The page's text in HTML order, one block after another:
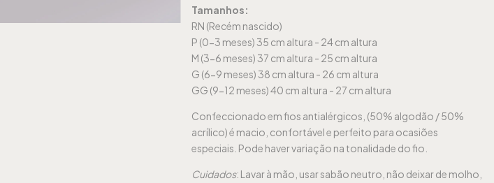
Tamanhos:
RN (Recém nascido)
P (0-3 meses) 35 cm altura - 24 cm altura
M (3-6 meses) 37 cm altura - 25 cm altura
G (6-9 meses) 38 cm altura - 26 cm altura
GG (9-12 meses) 40 cm altura - 27 cm altura
Confeccionado em fios antialérgicos, (50% algodão / 50%
acrílico) é macio, confortável e perfeito para ocasiões
especiais. Pode haver variação na tonalidade do fio.
Cuidados: Lavar à mão, usar sabão neutro, não deixar de molho,